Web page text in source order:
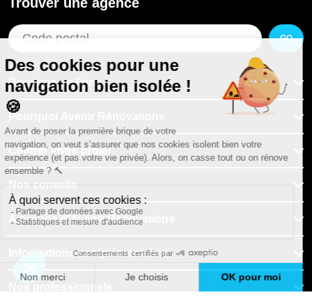
GO
Boutique en ligne
Pourquoi Avenir Rénovations
Chiffrer votre projet
Nos conseils
À propos d'Avenir Rénovations
Informations complémentaires